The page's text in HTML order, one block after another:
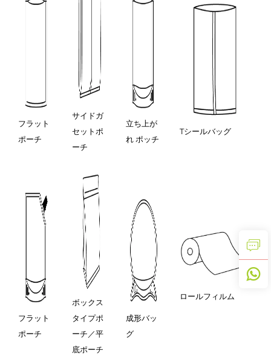
フラット
ポーチ
サイドガ
セットポ
ーチ
立ち上が
れ ポッチ
Tシールバッグ
フラット
ポーチ
ボックス
タイプポ
ーチ／平
底ポーチ
成形バッ
グ
ロールフィルム